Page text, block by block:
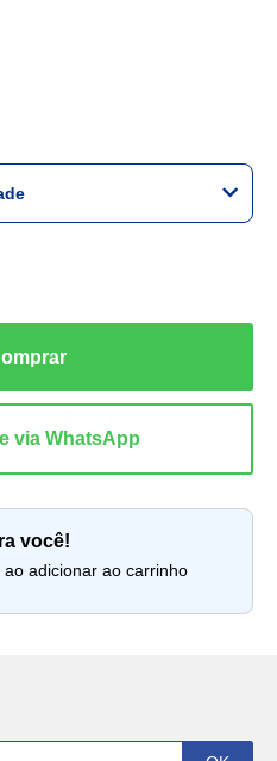
você!
ao adicionar ao carrinho